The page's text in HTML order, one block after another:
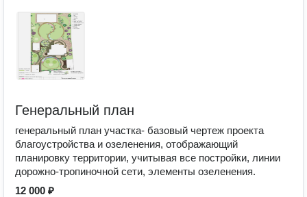
Генеральный план
генеральный план участка- базовый чертеж проекта
благоустройства и озеленения, отображающий
планировку территории, учитывая все постройки, линии
дорожно-тропиночной сети, элементы озеленения.
12 000 ₽